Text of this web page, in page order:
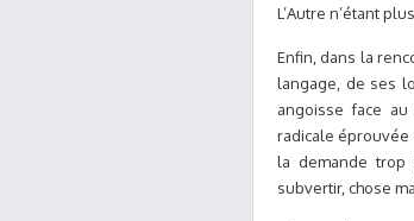
L’Autre n’étant
Enfin, dans la
langage, de ses
angoisse face
radicale éprouvée
la demande trop
subvertir, chose